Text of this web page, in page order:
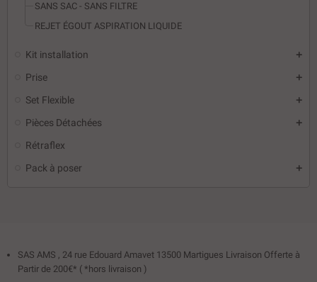
SANS SAC - SANS FILTRE
REJET ÉGOUT ASPIRATION LIQUIDE
Kit installation
Prise
Set Flexible
Pièces Détachées
Rétraflex
Pack à poser
SAS AMS , 24 rue Edouard Amavet 13500 Martigues Livraison Offerte à
Partir de 200€* ( *hors livraison )